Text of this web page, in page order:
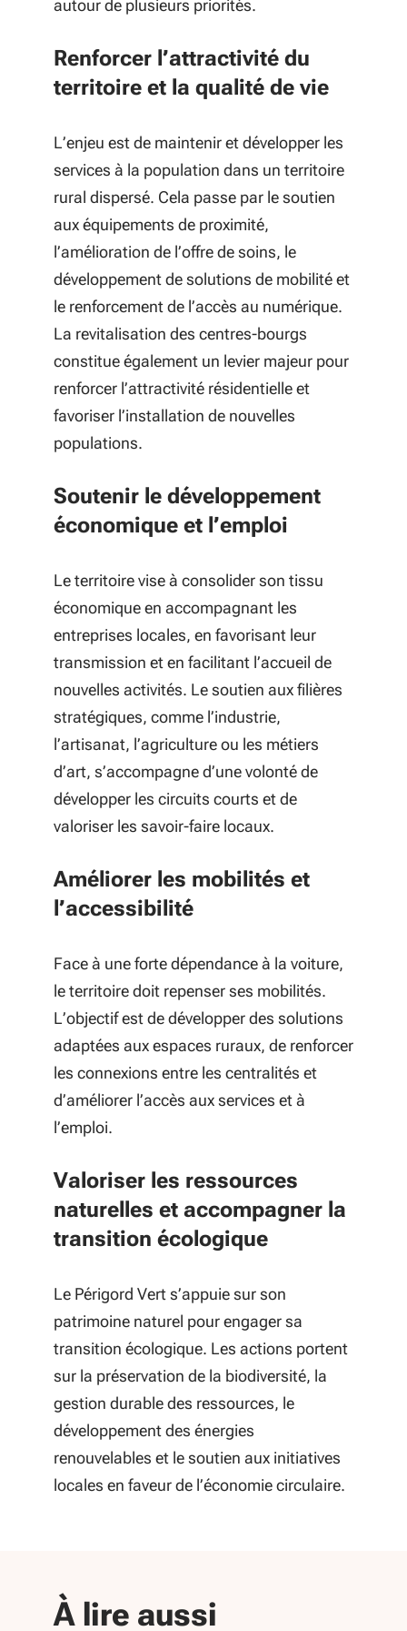
autour de plusieurs priorités.
Renforcer l’attractivité du
territoire et la qualité de vie
L’enjeu est de maintenir et développer les
services à la population dans un territoire
rural dispersé. Cela passe par le soutien
aux équipements de proximité,
l’amélioration de l’offre de soins, le
développement de solutions de mobilité et
le renforcement de l’accès au numérique.
La revitalisation des centres-bourgs
constitue également un levier majeur pour
renforcer l’attractivité résidentielle et
favoriser l’installation de nouvelles
populations.
Soutenir le développement
économique et l’emploi
Le territoire vise à consolider son tissu
économique en accompagnant les
entreprises locales, en favorisant leur
transmission et en facilitant l’accueil de
nouvelles activités. Le soutien aux filières
stratégiques, comme l’industrie,
l’artisanat, l’agriculture ou les métiers
d’art, s’accompagne d’une volonté de
développer les circuits courts et de
valoriser les savoir-faire locaux.
Améliorer les mobilités et
l’accessibilité
Face à une forte dépendance à la voiture,
le territoire doit repenser ses mobilités.
L’objectif est de développer des solutions
adaptées aux espaces ruraux, de renforcer
les connexions entre les centralités et
d’améliorer l’accès aux services et à
l’emploi.
Valoriser les ressources
naturelles et accompagner la
transition écologique
Le Périgord Vert s’appuie sur son
patrimoine naturel pour engager sa
transition écologique. Les actions portent
sur la préservation de la biodiversité, la
gestion durable des ressources, le
développement des énergies
renouvelables et le soutien aux initiatives
locales en faveur de l’économie circulaire.
À lire aussi